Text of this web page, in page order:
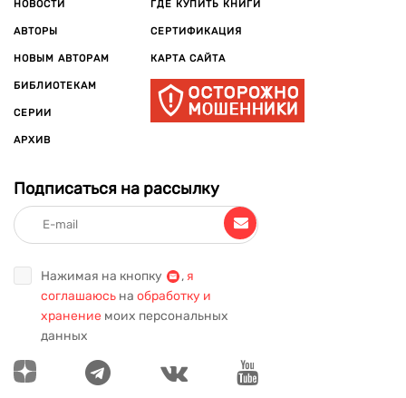
НОВОСТИ
АВТОРЫ
НОВЫМ АВТОРАМ
БИБЛИОТЕКАМ
СЕРИИ
АРХИВ
ГДЕ КУПИТЬ КНИГИ
СЕРТИФИКАЦИЯ
КАРТА САЙТА
Подписаться на рассылку
Нажимая на кнопку , я
соглашаюсь на обработку и
хранение моих персональных
данных